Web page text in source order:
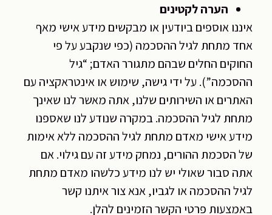
הערה לקטינים
איננו אוספים ביודעין או מבקשים מידע אישי מאף
אחד מתחת לגיל ההסכמה (כפי שנקבע על פי
החוקים החלים שבהם מתגורר האדם; “גיל
ההסכמה”). על ידי גישה, שימוש או אינטראקציה עם
האתרים או השירותים שלנו, אתה מאשר לנו שאינך
מתחת לגיל ההסכמה. במקרה שנודע לנו שאספנו
מידע אישי מאדם מתחת לגיל ההסכמה ללא אימות
של הסכמת ההורים, נמחק מידע זה עם גילוי. אם
אתה סבור שאולי יש לנו מידע כלשהו מאדם מתחת
לגיל ההסכמה או לגביו, אנא צור איתנו קשר
באמצעות פרטי הקשר הזמינים להלן.